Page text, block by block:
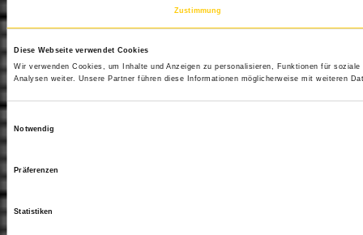
Zustimmung
Diese Webseite verwendet Cookies
Wir verwenden Cookies, um Inhalte und Anzeigen zu personalisieren, Funktionen für
Analysen weiter. Unsere Partner führen diese Informationen möglicherweise mit weiteren
Notwendig
Präferenzen
Statistiken